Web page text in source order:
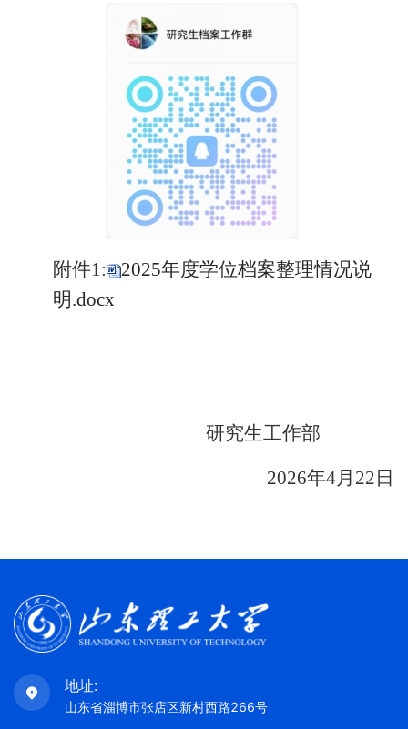
附件1:
2025年度学位档案整理情况说
明.docx
研究生工作部
2026年4月 22 日
地址:
山东省淄博市张店区新村西路266号